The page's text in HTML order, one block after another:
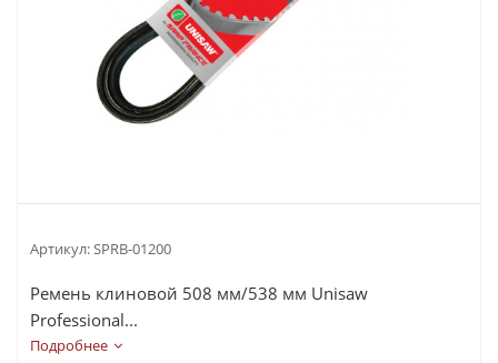
Артикул:SPRB-01200
Ремень клиновой 508 мм/538 мм Unisaw
Professional...
Подробнее